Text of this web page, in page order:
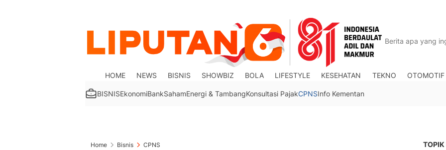
HOME NEWS BISNIS SHOWBIZ BOLA LIFESTYLE KESEHATAN TEKNO OTOMOTIF
BISNISEkonomiBankSahamEnergi & TambangKonsultasi PajakCPNSInfo Kementan
Home Bisnis CPNS TOPIK